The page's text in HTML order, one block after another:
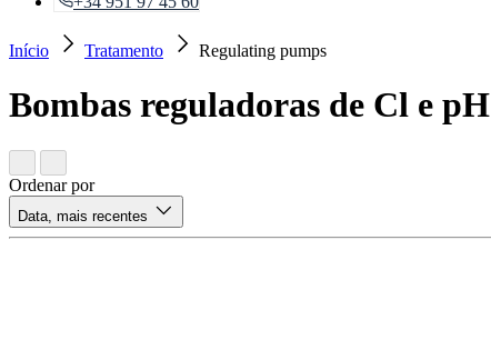
Início Tratamento Regulating pumps
Bombas reguladoras de Cl e pH
Ordenar por
Data, mais recentes